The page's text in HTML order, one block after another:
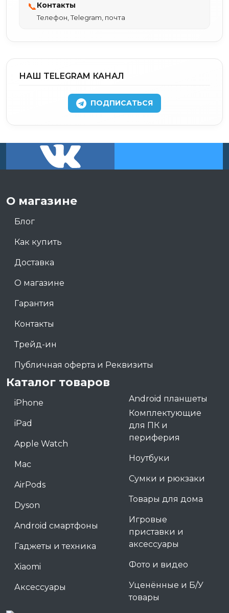
📞Контакты
Телефон, Telegram, почта
НАШ TELEGRAM КАНАЛ
ПОДПИСАТЬСЯ
О магазине
Блог
Как купить
Доставка
О магазине
Гарантия
Контакты
Трейд-ин
Публичная оферта и Реквизиты
Каталог товаров
iPhone
iPad
Apple Watch
Mac
AirPods
Dyson
Android смартфоны
Гаджеты и техника
Xiaomi
Аксессуары
Android планшеты
Комплектующие
для ПК и
периферия
Ноутбуки
Сумки и рюкзаки
Товары для дома
Игровые
приставки и
аксессуары
Фото и видео
Уценённые и Б/У
товары